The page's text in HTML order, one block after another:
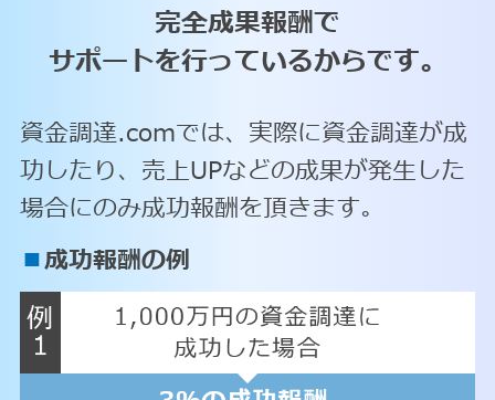
完全成果報酬で
サポートを行っているからです。
資金調達.comでは、実際に資金調達が成
功したり、売上UPなどの成果が発生した
場合にのみ成功報酬を頂きます。
■成功報酬の例